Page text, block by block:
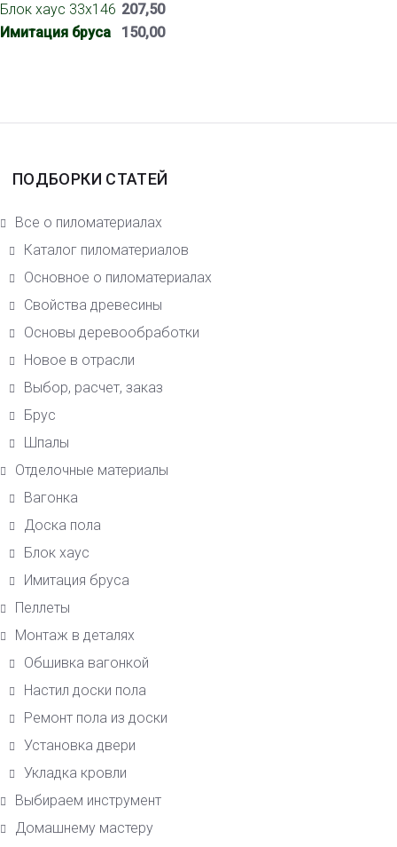
Блок хаус 33х146 207,50
Имитация бруса
150,00
ПОДБОРКИ СТАТЕЙ
Все о пиломатериалах
Каталог пиломатериалов
Основное о пиломатериалах
Свойства древесины
Основы деревообработки
Новое в отрасли
Выбор, расчет, заказ
Брус
Шпалы
Отделочные материалы
Вагонка
Доска пола
Блок хаус
Имитация бруса
Пеллеты
Монтаж в деталях
Обшивка вагонкой
Настил доски пола
Ремонт пола из доски
Установка двери
Укладка кровли
Выбираем инструмент
Домашнему мастеру